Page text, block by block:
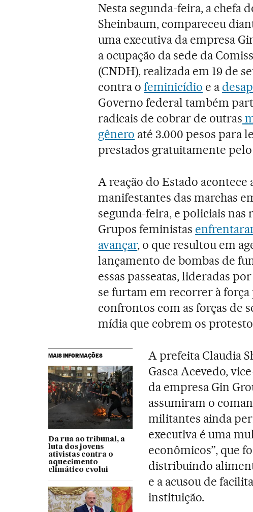
Nesta segunda-feira, a chefa
Sheinbaum, compareceu
uma executiva da empresa
a ocupação da sede da
(CNDH), realizada em 19 de
contra ofeminicídio e a
Governo federal também
radicais de cobrar de outras
gênero até 3.000 pesos para
prestados gratuitamente pelo
A reação do Estado acontece
manifestantes das marchas
segunda-feira, e policiais nas
Grupos feministas
avançar, o que resultou em
lançamento de bombas de
essas passeatas, lideradas
se furtam em recorrer à
confrontos com as forças de
mídia que cobrem os
MAIS INFORMAÇÕES
Da rua ao tribunal, a
luta dos jovens
ativistas contra o
aquecimento
climático evolui
A prefeita Claudia
Gasca Acevedo,
da empresa Gin
assumiram o
militantes ainda
executiva é uma
econômicos”, que
distribuindo
e a acusou de
instituição.